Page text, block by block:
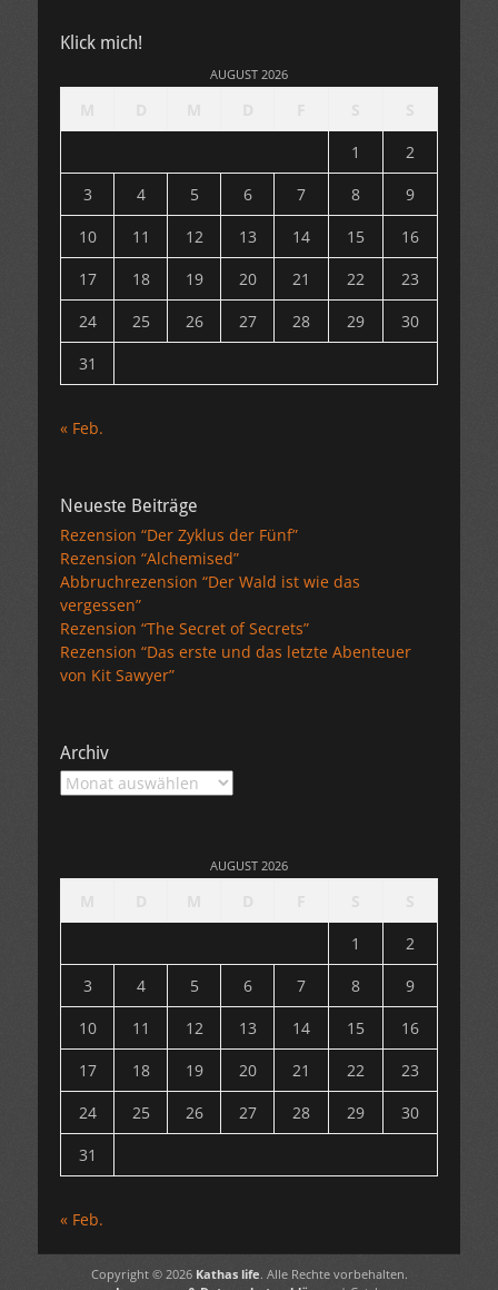
Klick mich!
AUGUST 2026
1
2
3
4 5 6 7 8
9
10
11 12 13 14 15
16
17
18 19 20 21 22
23
24
25 26 27 28 29
30
31
« Feb.
Neueste Beiträge
Rezension “Der Zyklus der Fünf”
Rezension “Alchemised”
Abbruchrezension “Der Wald ist wie das
vergessen”
Rezension “The Secret of Secrets”
Rezension “Das erste und das letzte Abenteuer
von Kit Sawyer”
Archiv
Archiv
AUGUST 2026
1
2
3
4 5 6 7 8
9
10
11 12 13 14 15
16
17
18 19 20 21 22
23
24
25 26 27 28 29
30
31
« Feb.
Copyright © 2026 Kathas life. Alle Rechte vorbehalten.